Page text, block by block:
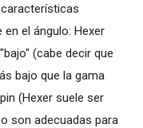
el ángulo: Hexer
(cabe decir que
bajo que la gama
(Hexer suele ser
son adecuadas para